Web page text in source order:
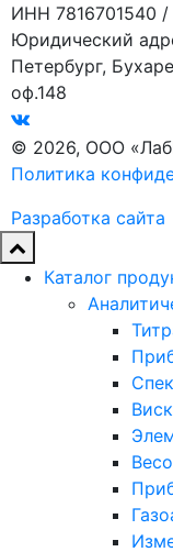
ИНН 7816701540 /
Юридический
Петербург,
оф.148
© 2026, ООО
Политика
Разработка сайта
Каталог